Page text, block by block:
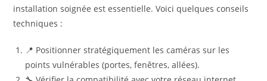
installation soignée est essentielle. Voici quelques conseils
techniques :
📍 Positionner stratégiquement les caméras sur les
points vulnérables (portes, fenêtres, allées).